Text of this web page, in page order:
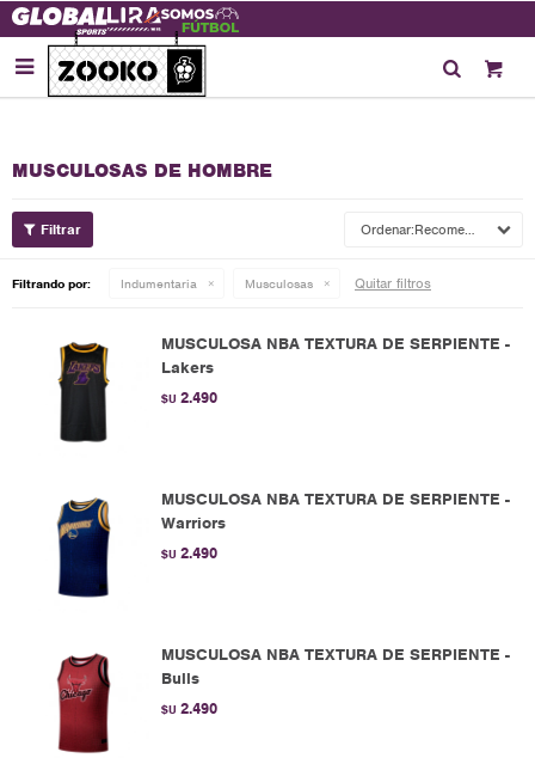

MUSCULOSAS DE HOMBRE
Recomendados
Filtrando por: Indumentaria Musculosas Quitar filtros
MUSCULOSA NBA TEXTURA DE SERPIENTE -
Lakers
$U 2.490
MUSCULOSA NBA TEXTURA DE SERPIENTE -
Warriors
$U 2.490
MUSCULOSA NBA TEXTURA DE SERPIENTE -
Bulls
$U 2.490